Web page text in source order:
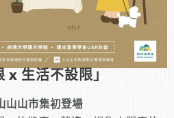
x 生活不設限」
山山市集初登場